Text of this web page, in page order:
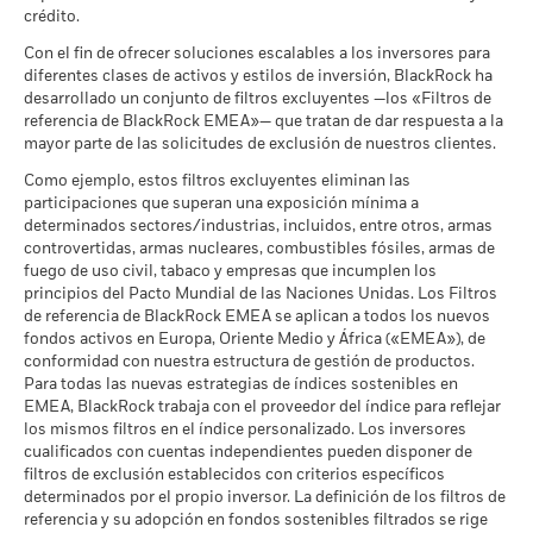
La rentabilidad se muestra tomando como base el Valor
cuando corresponda. La rentabilidad de su inversión puede
aumentar o disminuir como resultado de las fluctuaciones del
valor de las divisas si su inversión se realiza en una divisa
distinta de la utilizada para el cálculo de la rentabilidad
Rendimiento medio cada año
Favorable
Lo que puede recibir una vez deducidos los
Rendimiento medio cada año
El escenario de tensión muestra lo que usted podría recibir en
circunstancias extremas de los mercados.
Puntuación de Calidad ESG
a 17 jul 2026
Clasificación Global de
Fondos de Lipper
a 17 jul 2026
Bond Global USD
Intensidad Media Ponderada
de Exposición al Carbono de
MSCI (toneladas de
emisiones de CO2 / millón de
$ en ventas)
a 17 jul 2026
Porcentaje de Cobertura ESG
de MSCI
a 17 jul 2026
95,58
Puntuación de Calidad ESG
de MSCI - Percentil entre
Empresas Similares
a 17 jul 2026
Fondos en Grupo de
Características Similares
494
a 30 jun 2026
MSCI - Empresas que no
cumplen lo establecido en el
Pacto Mundial de las
Naciones Unidas
a 30 jun 2026
0,00%
a 30 jun 2026
MSCI - Arenas Bituminosas
a 30 jun 2026
0,00%
Cobertura de Implicación
Empresarial
a 30 jun 2026
53,16%
Porcentaje del Fondo no
cubierto
a 30 jun 2026
48,10%
Las exposiciones a Implicación Empresarial de BlackRock
crédito.
Con el fin de ofrecer soluciones escalables a los inversores para
diferentes clases de activos y estilos de inversión, BlackRock ha
desarrollado un conjunto de filtros excluyentes —los «Filtros de
referencia de BlackRock EMEA»— que tratan de dar respuesta a la
mayor parte de las solicitudes de exclusión de nuestros clientes.
Como ejemplo, estos filtros excluyentes eliminan las
participaciones que superan una exposición mínima a
determinados sectores/industrias, incluidos, entre otros, armas
controvertidas, armas nucleares, combustibles fósiles, armas de
fuego de uso civil, tabaco y empresas que incumplen los
principios del Pacto Mundial de las Naciones Unidas. Los Filtros
de referencia de BlackRock EMEA se aplican a todos los nuevos
fondos activos en Europa, Oriente Medio y África («EMEA»), de
conformidad con nuestra estructura de gestión de productos.
Para todas las nuevas estrategias de índices sostenibles en
EMEA, BlackRock trabaja con el proveedor del índice para reflejar
los mismos filtros en el índice personalizado. Los inversores
cualificados con cuentas independientes pueden disponer de
filtros de exclusión establecidos con criterios específicos
determinados por el propio inversor. La definición de los filtros de
referencia y su adopción en fondos sostenibles filtrados se rige